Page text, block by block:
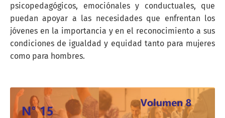
psicopedagógicos, emociónales y conductuales, que
puedan apoyar a las necesidades que enfrentan los
jóvenes en la importancia y en el reconocimiento a sus
condiciones de igualdad y equidad tanto para mujeres
como para hombres.